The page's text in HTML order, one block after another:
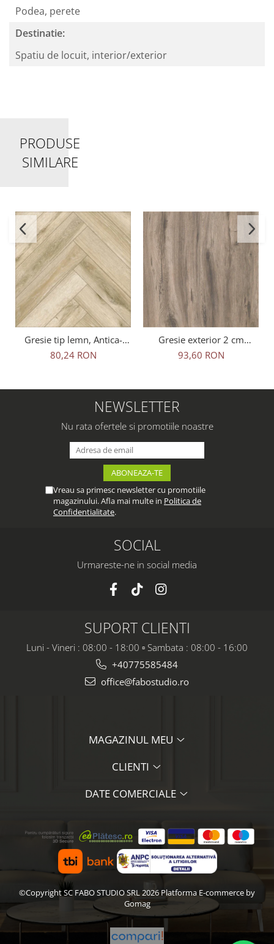
Podea, perete
Destinatie:
Spatiu de locuit, interior/exterior
PRODUSE
SIMILARE
Gresie tip lemn, Antica-
Rustic Natural 6093, 45x45
cm, portelanata, bej, finisaj
80,24 RON
Gresie exterior 2 cm
Natura Wood Oak Outdoor
maro, 0.73mp/cut
93,60 RON
NEWSLETTER
Nu rata ofertele si promotiile noastre
Vreau sa primesc newsletter cu promotiile
magazinului. Afla mai multe in Politica de
Confidentialitate.
SOCIAL
Urmareste-ne in social media
SUPORT CLIENTI
Luni - Vineri : 08:00 - 18:00 ▫️ Sambata : 08:00 - 16:00
+40775585484
office@fabostudio.ro
MAGAZINUL MEU
CLIENTI
DATE COMERCIALE
©Copyright SC FABO STUDIO SRL 2026 Platforma E-commerce by
Gomag